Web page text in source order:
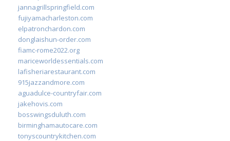
jannagrillspringfield.com
fujiyamacharleston.com
elpatronchardon.com
donglaishun-order.com
fiamc-rome2022.org
mariceworldessentials.com
lafisheriarestaurant.com
915jazzandmore.com
aguadulce-countryfair.com
jakehovis.com
bosswingsduluth.com
birminghamautocare.com
tonyscountrykitchen.com